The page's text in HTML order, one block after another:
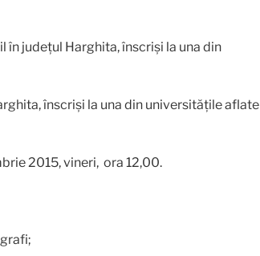
în județul Harghita, înscriși la una din
înscriși la una din universitățile aflate
2015, vineri, ora 12,00.